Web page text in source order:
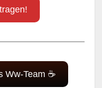
Ww-Team ☕